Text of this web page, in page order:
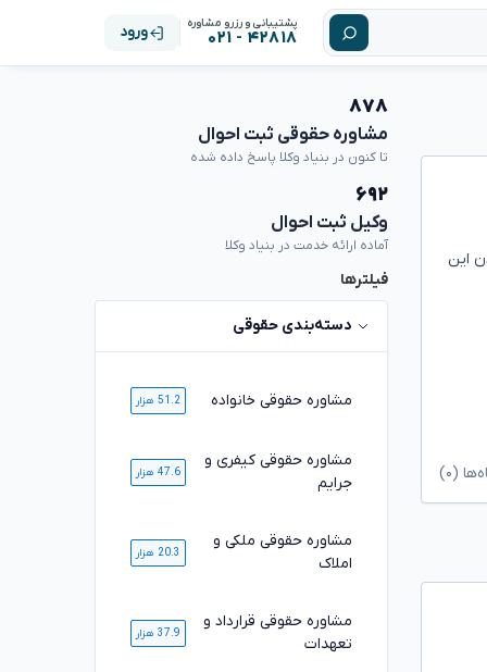
پشتیبانی و رزرو مشاوره
۴۲۸۱۸ - ۰۲۱ ورود
این
(۰)
۸۷۸
مشاوره حقوقی ثبت احوال
تا کنون در بنیاد وکلا پاسخ داده شده
۶۹۲
وکیل ثبت احوال
آماده ارائه خدمت در بنیاد وکلا
فیلترها
دسته‌بندی حقوقی
مشاوره حقوقی خانواده 51.2 هزار
مشاوره حقوقی کیفری و
جرایم
47.6 هزار
مشاوره حقوقی ملکی و
املاک
20.3 هزار
مشاوره حقوقی قرارداد و
تعهدات
37.9 هزار